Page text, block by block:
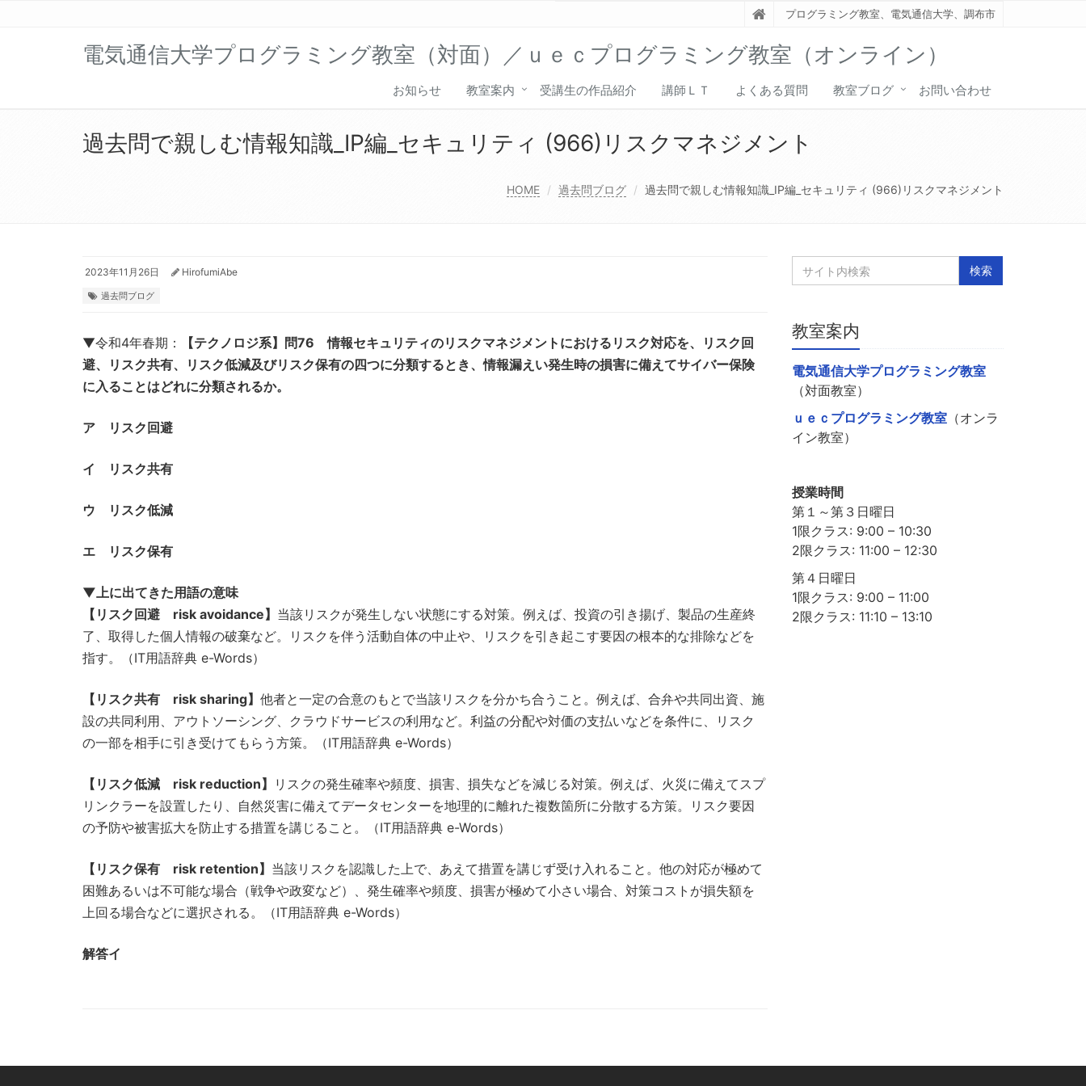
プログラミング教室、電気通信大学、調布市
電気通信大学プログラミング教室（対面）／ｕｅｃプログラミング教室（オンライン）
お知らせ 教室案内 受講生の作品紹介 講師ＬＴ よくある質問 教室ブログ お問い合わせ
過去問で親しむ情報知識_IP編_セキュリティ (966)リスクマネジメント
HOME 過去問ブログ 過去問で親しむ情報知識_IP編_セキュリティ (966)リスクマネジメント
2023年11月26日 HirofumiAbe
過去問ブログ
▼令和4年春期：
【テクノロジ系】問76 情報セキュリティのリスクマネジメントにおけるリスク対応を、リスク回
避、リスク共有、リスク低減及びリスク保有の四つに分類するとき、情報漏えい発生時の損害に備えてサイバー保険
に入ることはどれに分類されるか。
ア リスク回避
イ リスク共有
ウ リスク低減
エ リスク保有
▼上に出てきた用語の意味
【リスク回避 risk avoidance】 当該リスクが発生しない状態にする対策。例えば、投資の引き揚げ、製品の生産終
了、取得した個人情報の破棄など。リスクを伴う活動自体の中止や、リスクを引き起こす要因の根本的な排除などを
指す。（IT用語辞典 e-Words）
【リスク共有 risk sharing】 他者と一定の合意のもとで当該リスクを分かち合うこと。例えば、合弁や共同出資、施
設の共同利用、アウトソーシング、クラウドサービスの利用など。利益の分配や対価の支払いなどを条件に、リスク
の一部を相手に引き受けてもらう方策。（IT用語辞典 e-Words）
【リスク低減 risk reduction】
リスクの発生確率や頻度、損害、損失などを減じる対策。例えば、火災に備えてスプ
リンクラーを設置したり、自然災害に備えてデータセンターを地理的に離れた複数箇所に分散する方策。リスク要因
の予防や被害拡大を防止する措置を講じること。（IT用語辞典 e-Words）
【リスク保有 risk retention】 当該リスクを認識した上で、あえて措置を講じず受け入れること。他の対応が極めて
困難あるいは不可能な場合（戦争や政変など）、発生確率や頻度、損害が極めて小さい場合、対策コストが損失額を
上回る場合などに選択される。（IT用語辞典 e-Words）
解答イ
教室案内
電気通信大学プログラミング教室
（対面教室）
ｕｅｃプログラミング教室（オンラ
イン教室）
授業時間
第１～第３日曜日
1限クラス: 9:00 – 10:30
2限クラス: 11:00 – 12:30
第４日曜日
1限クラス: 9:00 – 11:00
2限クラス: 11:10 – 13:10